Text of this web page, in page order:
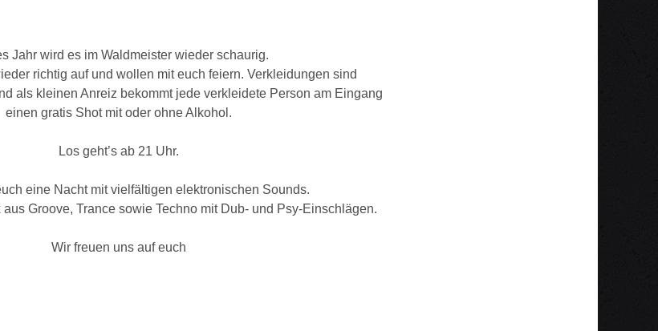
Jahr wird es im Waldmeister wieder schaurig.
richtig auf und wollen mit euch feiern. Verkleidungen sind
als kleinen Anreiz bekommt jede verkleidete Person am Eingang
einen gratis Shot mit oder ohne Alkohol.
Los geht’s ab 21 Uhr.
eine Nacht mit vielfältigen elektronischen Sounds.
Groove, Trance sowie Techno mit Dub- und Psy-Einschlägen.
Wir freuen uns auf euch